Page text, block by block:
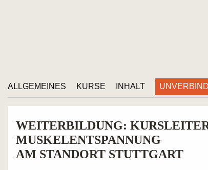
ALLGEMEINES KURSE INHALT
WEITERBILDUNG:
MUSKELENTSPANNUNG
AM STANDORT STUTTGART